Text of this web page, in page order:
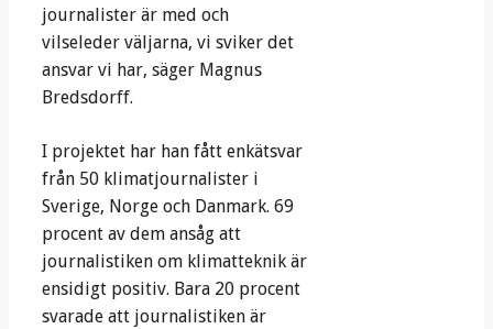
journalister är med och
vilseleder väljarna, vi sviker det
ansvar vi har, säger Magnus
Bredsdorff.
I projektet har han fått enkätsvar
från 50 klimatjournalister i
Sverige, Norge och Danmark. 69
procent av dem ansåg att
journalistiken om klimatteknik är
ensidigt positiv. Bara 20 procent
svarade att journalistiken är